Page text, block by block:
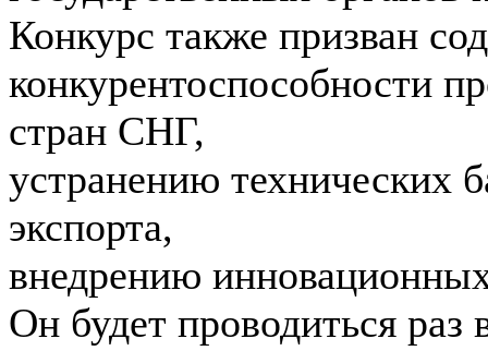
Конкурс также призван
конкурентоспособности
стран СНГ,
устранению технических
экспорта,
внедрению
Он будет проводиться раз